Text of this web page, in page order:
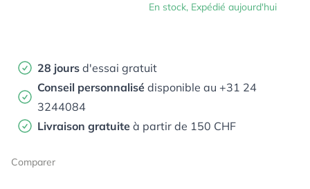
En stock, Expédié aujourd'hui
28 jours d'essai gratuit
Conseil personnalisé disponible au +31 24
3244084
Livraison gratuite à partir de 150 CHF
Comparer